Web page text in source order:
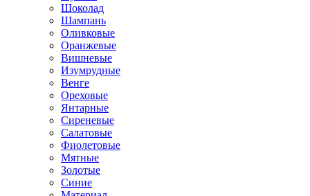
Шоколад
Шампань
Оливковые
Оранжевые
Вишневые
Изумрудные
Венге
Ореховые
Янтарные
Сиреневые
Салатовые
Фиолетовые
Мятные
Золотые
Синие